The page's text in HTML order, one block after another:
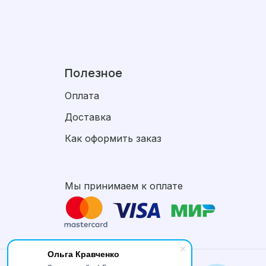
Ольга Кравченко
Полезное
Оплата
Доставка
Как оформить заказ
Мы принимаем к оплате